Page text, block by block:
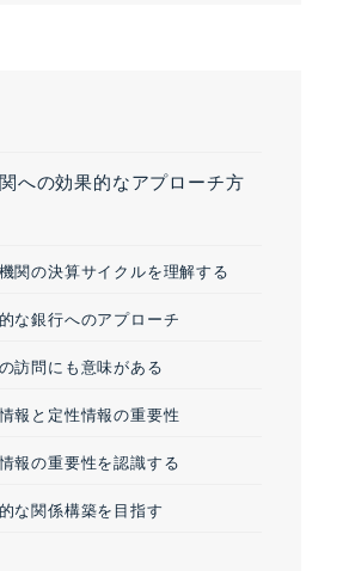
への効果的なアプローチ方
関の決算サイクルを理解する
な銀行へのアプローチ
訪問にも意味がある
報と定性情報の重要性
報の重要性を認識する
な関係構築を目指す